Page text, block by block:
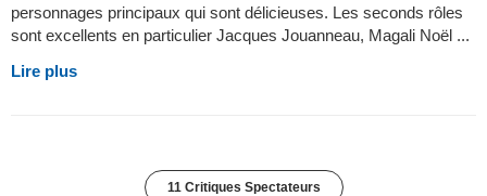
personnages principaux qui sont délicieuses. Les seconds rôles
sont excellents en particulier Jacques Jouanneau, Magali Noël ...
Lire plus
11 Critiques Spectateurs